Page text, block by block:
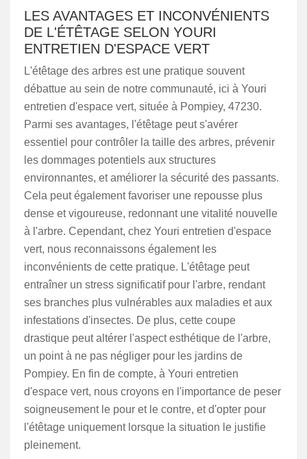
LES AVANTAGES ET INCONVÉNIENTS
DE L'ÉTÊTAGE SELON YOURI
ENTRETIEN D'ESPACE VERT
L'étêtage des arbres est une pratique souvent
débattue au sein de notre communauté, ici à Youri
entretien d'espace vert, située à Pompiey, 47230.
Parmi ses avantages, l'étêtage peut s'avérer
essentiel pour contrôler la taille des arbres, prévenir
les dommages potentiels aux structures
environnantes, et améliorer la sécurité des passants.
Cela peut également favoriser une repousse plus
dense et vigoureuse, redonnant une vitalité nouvelle
à l'arbre. Cependant, chez Youri entretien d'espace
vert, nous reconnaissons également les
inconvénients de cette pratique. L'étêtage peut
entraîner un stress significatif pour l'arbre, rendant
ses branches plus vulnérables aux maladies et aux
infestations d'insectes. De plus, cette coupe
drastique peut altérer l'aspect esthétique de l'arbre,
un point à ne pas négliger pour les jardins de
Pompiey. En fin de compte, à Youri entretien
d'espace vert, nous croyons en l'importance de peser
soigneusement le pour et le contre, et d'opter pour
l'étêtage uniquement lorsque la situation le justifie
pleinement.